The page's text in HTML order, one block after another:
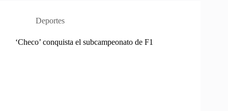
Deportes
‘Checo’ conquista el subcampeonato de F1